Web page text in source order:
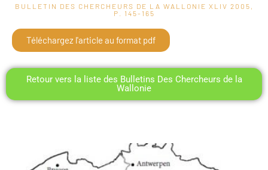
BULLETIN DES CHERCHEURS DE LA WALLONIE XLIV 2005,
P. 145-165
Téléchargez l'article au format pdf
Retour vers la liste des Bulletins Des Chercheurs de la
Wallonie